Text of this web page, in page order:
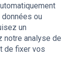
données ou
un
notre analyse de
de fixer vos